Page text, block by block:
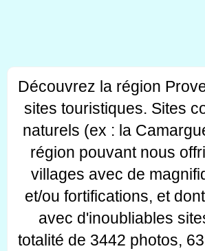
Découvrez la région
sites touristiques. Sites
naturels (ex : la
région pouvant nous
villages avec de
et/ou fortifications, et
avec d'inoubliables
totalité de 3442 photos,